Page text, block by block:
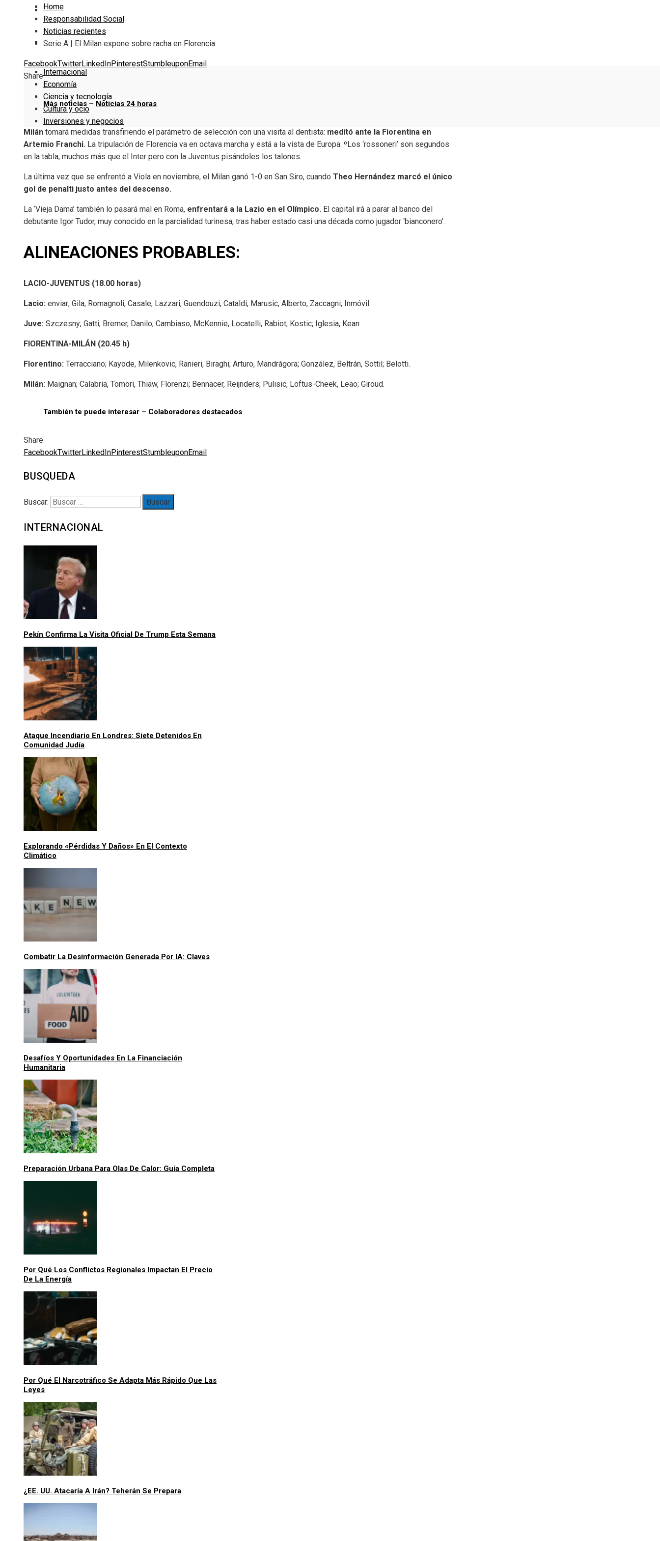
Cultura y ocio
Inversiones y negocios
Internacional
Economía
Ciencia y tecnología
Cultura y ocio
Inversiones y negocios
Home
Responsabilidad Social
Noticias recientes
Serie A | El Milan expone sobre racha en Florencia
FacebookTwitterLinkedInPinterestStumbleuponEmail
Share
Más noticias – Noticias 24 horas
Milán tomará medidas transfiriendo el parámetro de selección con una visita al dentista: meditó ante la Fiorentina en
Artemio Franchi. La tripulación de Florencia va en octava marcha y está a la vista de Europa. ºLos ‘rossoneri’ son segundos
en la tabla, muchos más que el Inter pero con la Juventus pisándoles los talones.
La última vez que se enfrentó a Viola en noviembre, el Milan ganó 1-0 en San Siro, cuando Theo Hernández marcó el único
gol de penalti justo antes del descenso.
La ‘Vieja Dama’ también lo pasará mal en Roma, enfrentará a la Lazio en el Olímpico. El capital irá a parar al banco del
debutante Igor Tudor, muy conocido en la parcialidad turinesa, tras haber estado casi una década como jugador ‘bianconero’.
ALINEACIONES PROBABLES:
LACIO-JUVENTUS (18.00 horas)
Lacio: enviar; Gila, Romagnoli, Casale; Lazzari, Guendouzi, Cataldi, Marusic; Alberto, Zaccagni; Inmóvil
Juve: Szczesny; Gatti, Bremer, Danilo; Cambiaso, McKennie, Locatelli, Rabiot, Kostic; Iglesia, Kean
FIORENTINA-MILÁN (20.45 h)
Florentino: Terracciano; Kayode, Milenkovic, Ranieri, Biraghi; Arturo, Mandrágora; González, Beltrán, Sottil; Belotti.
Milán: Maignan; Calabria, Tomori, Thiaw, Florenzi; Bennacer, Reijnders; Pulisic, Loftus-Cheek, Leao; Giroud.
También te puede interesar – Colaboradores destacados
Share
FacebookTwitterLinkedInPinterestStumbleuponEmail
BUSQUEDA
Buscar:
INTERNACIONAL
Pekín Confirma La Visita Oficial De Trump Esta Semana
Ataque Incendiario En Londres: Siete Detenidos En
Comunidad Judía
Explorando «pérdidas Y Daños» En El Contexto
Climático
Combatir La Desinformación Generada Por IA: Claves
Desafíos Y Oportunidades En La Financiación
Humanitaria
Preparación Urbana Para Olas De Calor: Guía Completa
Por Qué Los Conflictos Regionales Impactan El Precio
De La Energía
Por Qué El Narcotráfico Se Adapta Más Rápido Que Las
Leyes
¿EE. UU. Atacaría A Irán? Teherán Se Prepara